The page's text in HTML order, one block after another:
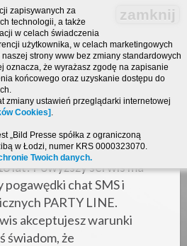
zamknij
zapisywanych za
technologii, a także
w celach świadczenia
użytkownika, w celach marketingowych
strony www bez zmiany standardowych
oznacza, że wyrażasz zgodę na zapisanie
końcowego oraz uzyskanie dostępu do
zmiany ustawień przeglądarki internetowej
Cookies] .
„Bild Presse spółka z ograniczoną
w Łodzi, numer KRS 0000323070.
Twoich danych.
o charakterze
dla osób,
lat! Powyższy serwis ma
chat SMS i
PARTY LINE.
akceptujesz warunki
świadom, że